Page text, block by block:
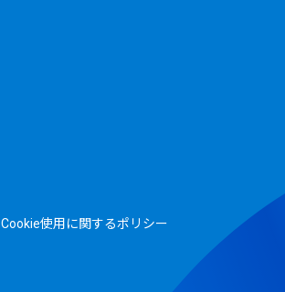
Cookie使用に関するポリシー